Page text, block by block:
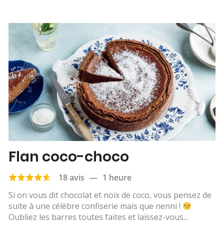
Flan coco-choco
18 avis — 1 heure
Si on vous dit chocolat et noix de coco, vous pensez de
suite à une célèbre confiserie mais que nenni !
Oubliez les barres toutes faites et laissez-vous...